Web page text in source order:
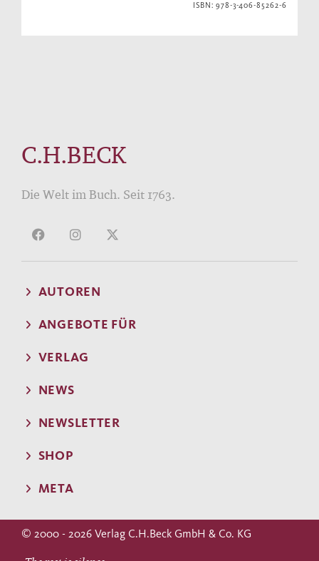
ISBN: 978-3-406-85262-6
C.H.BECK
Die Welt im Buch. Seit 1763.
AUTOREN
ANGEBOTE FÜR
VERLAG
NEWS
NEWSLETTER
SHOP
META
© 2000 - 2026 Verlag C.H.Beck GmbH & Co. KG